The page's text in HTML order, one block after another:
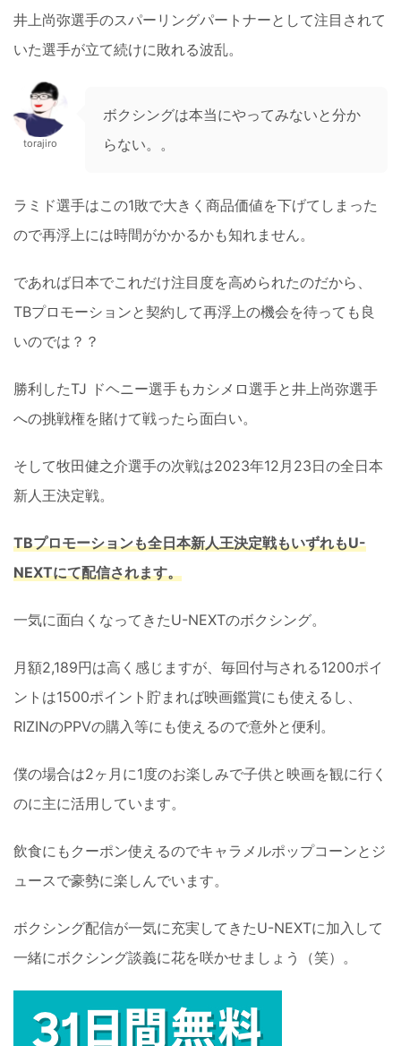
井上尚弥選手のスパーリングパートナーとして注目されて
いた選手が立て続けに敗れる波乱。
torajiro
ボクシングは本当にやってみないと分か
らない。。
ラミド選手はこの1敗で大きく商品価値を下げてしまった
ので再浮上には時間がかかるかも知れません。
であれば日本でこれだけ注目度を高められたのだから、
TBプロモーションと契約して再浮上の機会を待っても良
いのでは？？
勝利したTJ ドヘニー選手もカシメロ選手と井上尚弥選手
への挑戦権を賭けて戦ったら面白い。
そして牧田健之介選手の次戦は2023年12月23日の全日本
新人王決定戦。
TBプロモーションも全日本新人王決定戦もいずれもU-
NEXTにて配信されます。
一気に面白くなってきたU-NEXTのボクシング。
月額2,189円は高く感じますが、毎回付与される1200ポイ
ントは1500ポイント貯まれば映画鑑賞にも使えるし、
RIZINのPPVの購入等にも使えるので意外と便利。
僕の場合は2ヶ月に1度のお楽しみで子供と映画を観に行く
のに主に活用しています。
飲食にもクーポン使えるのでキャラメルポップコーンとジ
ュースで豪勢に楽しんでいます。
ボクシング配信が一気に充実してきたU-NEXTに加入して
一緒にボクシング談義に花を咲かせましょう（笑）。